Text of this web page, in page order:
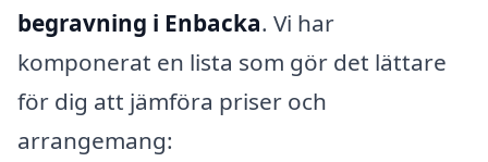
begravning i Enbacka. Vi har
komponerat en lista som gör det lättare
för dig att jämföra priser och
arrangemang: